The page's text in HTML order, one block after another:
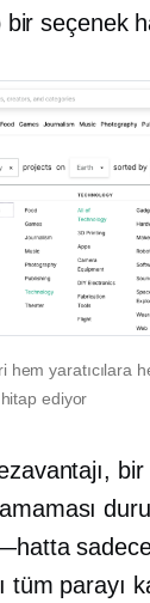
seçenek
hem yaratıcılara
hitap ediyor
bir
tüm parayı